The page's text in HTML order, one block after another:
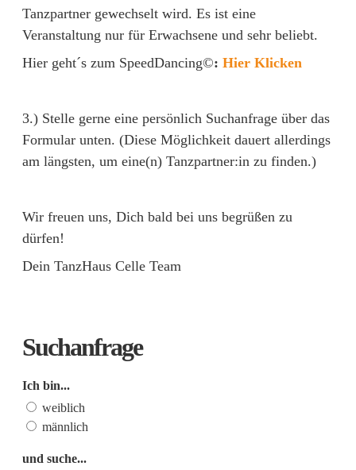
Tanzpartner gewechselt wird. Es ist eine
Veranstaltung nur für Erwachsene und sehr beliebt.
Hier geht´s zum SpeedDancing©: Hier Klicken
3.) Stelle gerne eine persönlich Suchanfrage über das
Formular unten. (Diese Möglichkeit dauert allerdings
am längsten, um eine(n) Tanzpartner:in zu finden.)
Wir freuen uns, Dich bald bei uns begrüßen zu
dürfen!
Dein TanzHaus Celle Team
Suchanfrage
Ich bin...
weiblich
männlich
und suche...